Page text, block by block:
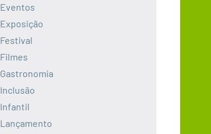
Eventos
Exposição
Festival
Filmes
Gastronomia
Inclusão
Infantil
Lançamento